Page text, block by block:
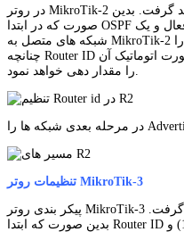
در روتر MikroTik-2 نیز تنظیمات مشابه قبل انجام خواهد گرفت. بدین
صورت که در ابتدا OSPF را فعال و یک Router-id در نظر می گیریم و سپس
شبکه های متصل به MikroTik-2 را advertise می کنیم. دقت داشته باشید
چنانچه Router ID به صورت دستی تنظیم نشود روتر به صورت اتوماتیک آن
تنظیمات روتر MikroTik-3
پیکر بندی روتر MikroTik-3 نیز مشابه روتر های قبلی انجام خواهد گرفت.
بدین صورت که ابتدا Router ID و سپس شبکه های (10.1.1.4/30) و